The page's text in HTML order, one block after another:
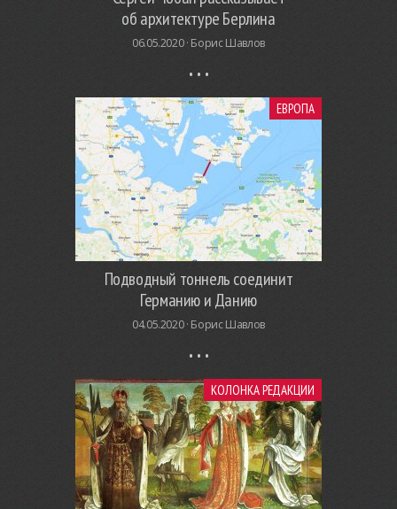
об архитектуре Берлина
06.05.2020 · Борис Шавлов
ЕВРОПА
Подводный тоннель соединит
Германию и Данию
04.05.2020 · Борис Шавлов
КОЛОНКА РЕДАКЦИИ